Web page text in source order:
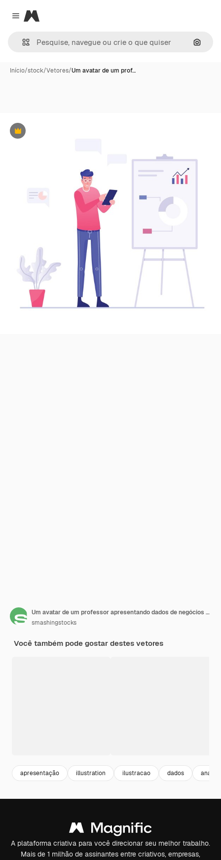
Close menu
Magnific
Início/stock/Vetores/Um avatar de um prof…
Premium
Um avatar de um professor apresentando dados de negócios em uma ilustração plana de apresentação de classe
smashingstocks
Você também pode gostar destes vetores
apresentação illustration ilustracao dados
A plataforma criativa para você direcionar seu melhor trabalho.
Mais de 1 milhão de assinantes entre criativos, empresas,